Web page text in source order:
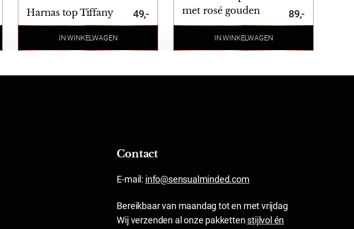
Harnas top Tiffany 49,-
IN WINKELWAGEN
met rosé gouden
details
89,-
IN WINKELWAGEN
Contact
E-mail: info@sensualminded.com
Bereikbaar van maandag tot en met vrijdag
Wij verzenden al onze pakketten stijlvol én